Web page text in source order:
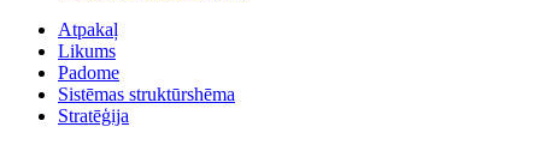
Atpakaļ
Likums
Padome
Sistēmas struktūrshēma
Stratēģija